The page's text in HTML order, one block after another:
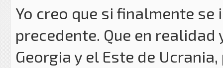
Yo creo que si finalmente
precedente. Que en
Georgia y el Este de